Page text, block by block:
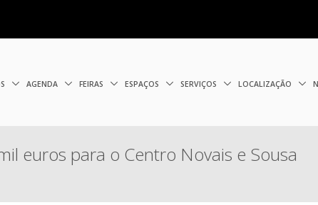
AGENDA FEIRAS ESPAÇOS SERVIÇOS LOCALIZAÇÃO
euros para o Centro Novais e Sousa